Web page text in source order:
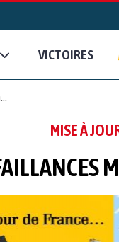
VICTOIRES
MISE À